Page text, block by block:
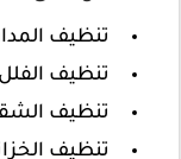
تنظيف
تنظيف
تنظيف
تنظيف